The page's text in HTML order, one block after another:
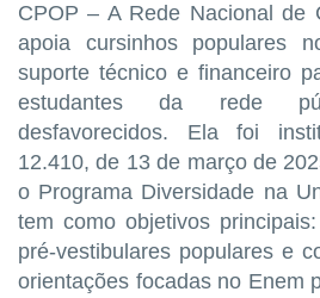
CPOP – A Rede Nacional de
apoia cursinhos populares
suporte técnico e financeiro
estudantes da rede
desfavorecidos. Ela foi
12.410, de 13 de março de
o Programa Diversidade na
tem como objetivos
pré-vestibulares populares e
orientações focadas no Enem